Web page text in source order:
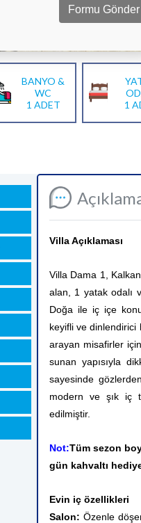
BANYO &
WC
1 ADET
1
Villa Açıklaması
Villa Dama 1,
alan, 1 yatak odalı
Doğa ile iç içe
keyifli ve dinlendirici
arayan misafirler
sunan yapısıyla
sayesinde
modern ve şık iç
edilmiştir.
Not:Tüm sezon
gün kahvaltı
Evin iç özellikleri
Salon: Özenle
Formu Gönder